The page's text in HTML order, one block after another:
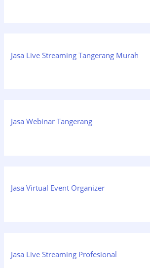
Jasa Live Streaming Tangerang Murah
Jasa Webinar Tangerang
Jasa Virtual Event Organizer
Jasa Live Streaming Profesional